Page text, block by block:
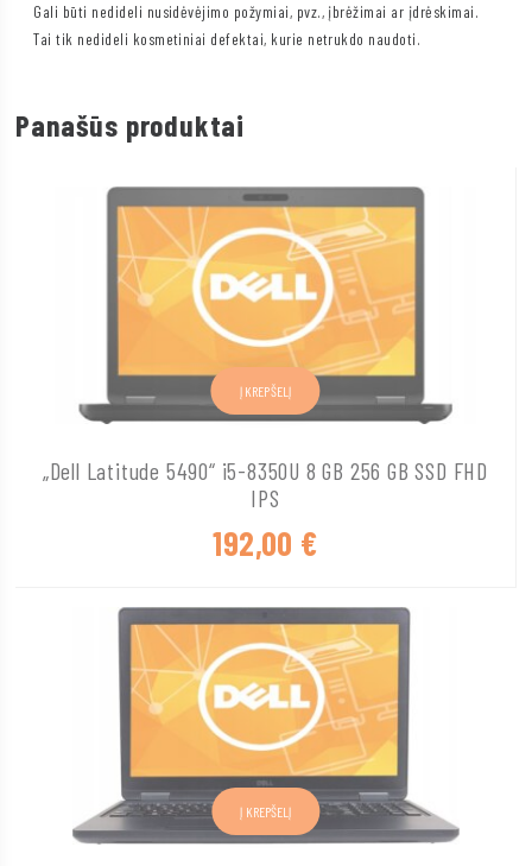
Gali būti nedideli nusidėvėjimo požymiai, pvz., įbrėžimai ar įdrėskimai.
Tai tik nedideli kosmetiniai defektai, kurie netrukdo naudoti.
Panašūs produktai
„Dell Latitude 5490“ i5-8350U 8 GB 256 GB SSD FHD
IPS
192,00 €
Į KREPŠELĮ
Į KREPŠELĮ